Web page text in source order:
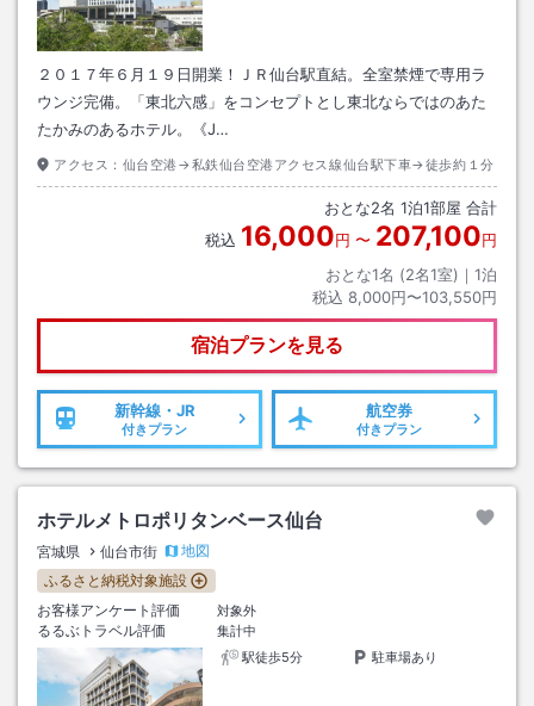
２０１７年６月１９日開業！ＪＲ仙台駅直結。全室禁煙で専用ラ
ウンジ完備。「東北六感」をコンセプトとし東北ならではのあた
たかみのあるホテル。《J…
アクセス： 仙台空港→私鉄仙台空港アクセス線仙台駅下車→徒歩約１分
おとな2名 1泊1部屋 合計
税込 16,000円 〜 207,100円
おとな1名 (2名1室)｜ 1泊
税込 8,000円〜103,550円
宿泊プランを見る
新幹線・JR
付きプラン
航空券
付きプラン
ホテルメトロポリタンベース仙台
宮城県 仙台市街
地図
ふるさと納税対象施設
お客様アンケート評価
対象外
るるぶトラベル評価
集計中
駅徒歩5分
駐車場あり